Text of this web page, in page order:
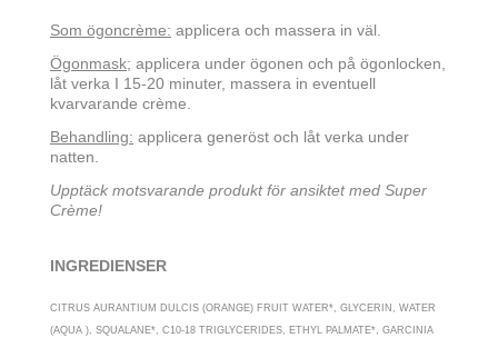
Som ögoncrème: applicera och massera in väl.
Ögonmask; applicera under ögonen och på ögonlocken,
låt verka I 15-20 minuter, massera in eventuell
kvarvarande crème.
Behandling: applicera generöst och låt verka under
natten.
Upptäck motsvarande produkt för ansiktet med Super
Crème!
INGREDIENSER
CITRUS AURANTIUM DULCIS (ORANGE) FRUIT WATER*, GLYCERIN, WATER
(AQUA ), SQUALANE*, C10-18 TRIGLYCERIDES, ETHYL PALMATE*, GARCINIA